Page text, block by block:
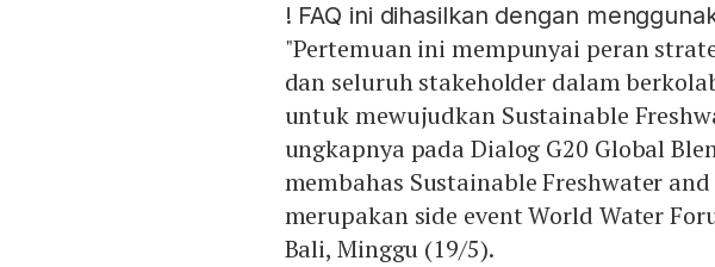
! FAQ ini dihasilkan dengan
"Pertemuan ini mempunyai peran
dan seluruh stakeholder dalam
untuk mewujudkan Sustainable
ungkapnya pada Dialog G20 Global
membahas Sustainable Freshwater
merupakan side event World Water
Bali, Minggu (19/5).